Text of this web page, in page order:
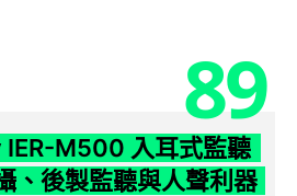
89
IER-M500 入耳式監聽
、後製監聽與人聲利器